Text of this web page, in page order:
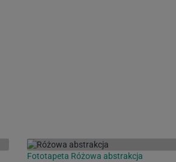
Fototapeta Różowa abstrakcja